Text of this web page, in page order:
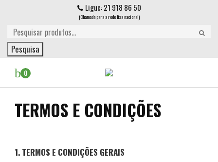
Ligue: 21 918 86 50
(Chamada para a rede fixa nacional)
Pesquisa
0
TERMOS E CONDIÇÕES
1. TERMOS E CONDIÇÕES GERAIS